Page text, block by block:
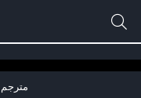
Longlegs 2024 مترجم